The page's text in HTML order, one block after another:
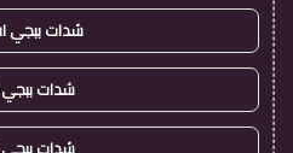
شدات ببجي
شدات ببجي